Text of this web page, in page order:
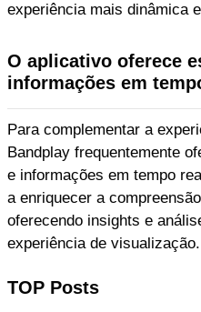
experiência mais dinâmica
O aplicativo oferece
informações em
Para complementar a
Bandplay frequentemente
e informações em tempo
a enriquecer a
oferecendo insights e
experiência de visualização.
TOP Posts